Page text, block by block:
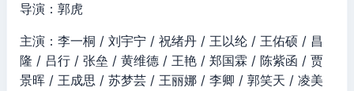
导演：郭虎
主演：李一桐 / 刘宇宁 / 祝绪丹 / 王以纶 / 王佑硕 / 昌
隆 / 吕行 / 张垒 / 黄维德 / 王艳 / 郑国霖 / 陈紫函 / 贾
景晖 / 王成思 / 苏梦芸 / 王丽娜 / 李卿 / 郭笑天 / 凌美